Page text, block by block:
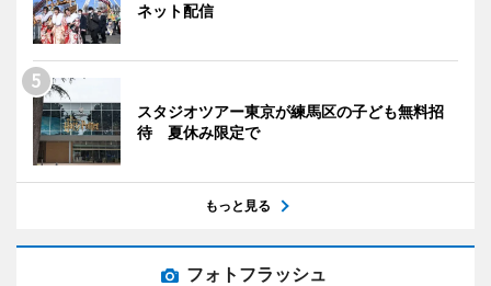
ネット配信
スタジオツアー東京が練馬区の子ども無料招
待 夏休み限定で
もっと見る
フォトフラッシュ